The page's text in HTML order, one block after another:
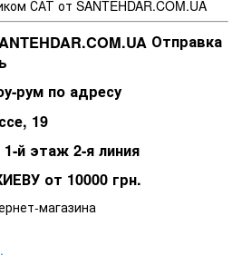
Отправка
рум по адресу
19
этаж 2-я линия
от 10000 грн.